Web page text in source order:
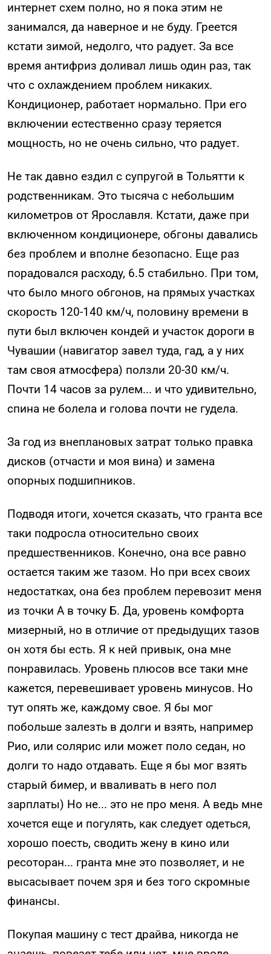
интернет схем полно, но я пока этим не
занимался, да наверное и не буду. Греется
кстати зимой, недолго, что радует. За все
время антифриз доливал лишь один раз, так
что с охлаждением проблем никаких.
Кондиционер, работает нормально. При его
включении естественно сразу теряется
мощность, но не очень сильно, что радует.
Не так давно ездил с супругой в Тольятти к
родственникам. Это тысяча с небольшим
километров от Ярославля. Кстати, даже при
включенном кондиционере, обгоны давались
без проблем и вполне безопасно. Еще раз
порадовался расходу, 6.5 стабильно. При том,
что было много обгонов, на прямых участках
скорость 120-140 км/ч, половину времени в
пути был включен кондей и участок дороги в
Чувашии (навигатор завел туда, гад, а у них
там своя атмосфера) ползли 20-30 км/ч.
Почти 14 часов за рулем... и что удивительно,
спина не болела и голова почти не гудела.
За год из внеплановых затрат только правка
дисков (отчасти и моя вина) и замена
опорных подшипников.
Подводя итоги, хочется сказать, что гранта все
таки подросла относительно своих
предшественников. Конечно, она все равно
остается таким же тазом. Но при всех своих
недостатках, она без проблем перевозит меня
из точки А в точку Б. Да, уровень комфорта
мизерный, но в отличие от предыдущих тазов
он хотя бы есть. Я к ней привык, она мне
понравилась. Уровень плюсов все таки мне
кажется, перевешивает уровень минусов. Но
тут опять же, каждому свое. Я бы мог
побольше залезть в долги и взять, например
Рио, или солярис или может поло седан, но
долги то надо отдавать. Еще я бы мог взять
старый бимер, и вваливать в него пол
зарплаты) Но не... это не про меня. А ведь мне
хочется еще и погулять, как следует одеться,
хорошо поесть, сводить жену в кино или
ресоторан... гранта мне это позволяет, и не
высасывает почем зря и без того скромные
финансы.
Покупая машину с тест драйва, никогда не